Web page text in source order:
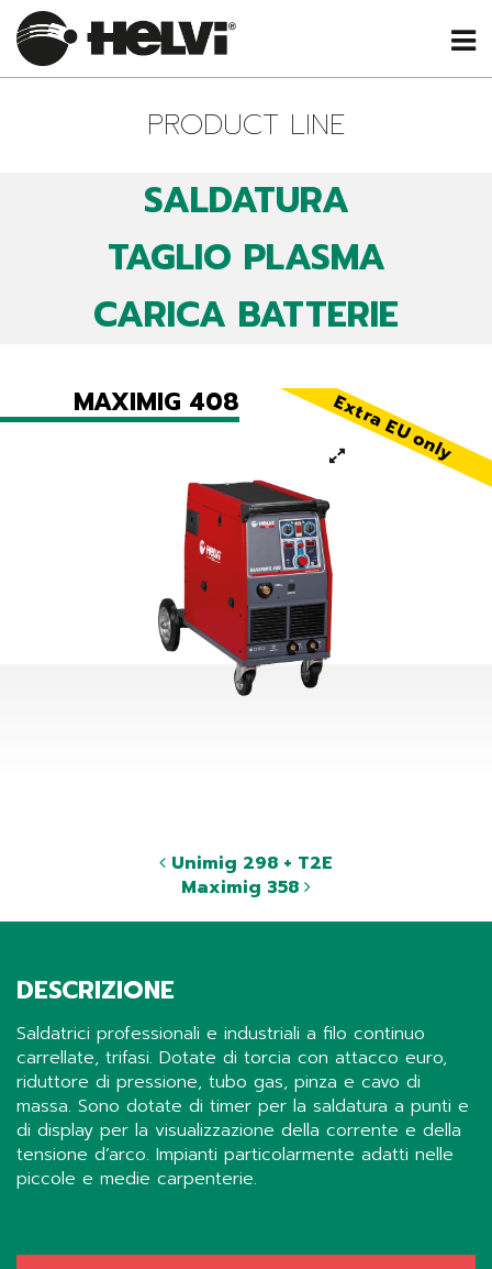
PRODUCT LINE
SALDATURA
TAGLIO PLASMA
CARICA BATTERIE
Extra EU only
MAXIMIG 408
Unimig 298 + T2E
Maximig 358
DESCRIZIONE
Saldatrici professionali e industriali a filo continuo
carrellate, trifasi. Dotate di torcia con attacco euro,
riduttore di pressione, tubo gas, pinza e cavo di
massa. Sono dotate di timer per la saldatura a punti e
di display per la visualizzazione della corrente e della
tensione d’arco. Impianti particolarmente adatti nelle
piccole e medie carpenterie.